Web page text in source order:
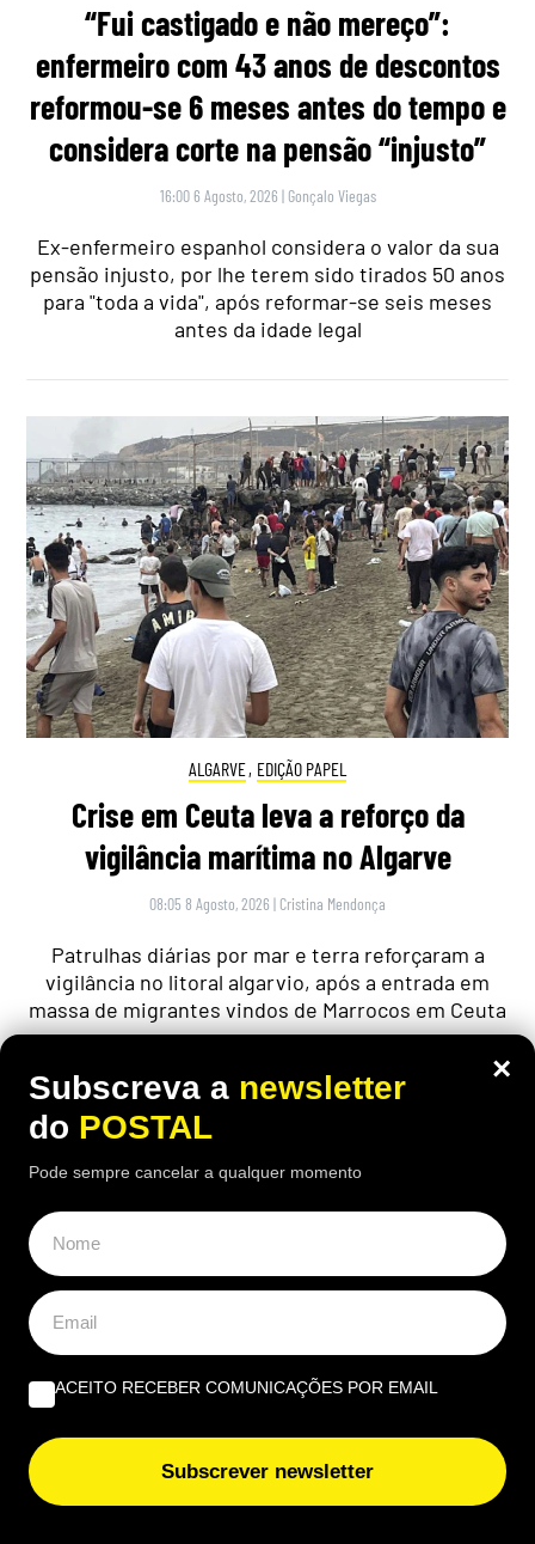
“Fui castigado e não mereço”:
enfermeiro com 43 anos de descontos
reformou-se 6 meses antes do tempo e
considera corte na pensão “injusto”
16:00 6 Agosto, 2026 | Gonçalo Viegas
Ex-enfermeiro espanhol considera o valor da sua
pensão injusto, por lhe terem sido tirados 50 anos
para "toda a vida", após reformar-se seis meses
antes da idade legal
ALGARVE, EDIÇÃO PAPEL
Crise em Ceuta leva a reforço da
vigilância marítima no Algarve
08:05 8 Agosto, 2026 | Cristina Mendonça
Patrulhas diárias por mar e terra reforçaram a
vigilância no litoral algarvio, após a entrada em
massa de migrantes vindos de Marrocos em Ceuta
Milhares sem água: vai haver cortes de
×
Subscreva a newsletter
do POSTAL
Pode sempre cancelar a qualquer momento
ACEITO RECEBER COMUNICAÇÕES POR EMAIL
Subscrever newsletter